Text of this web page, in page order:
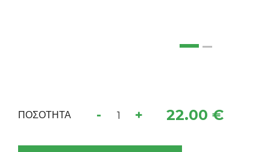
ΠΟΣΟΤΗΤΑ - + 22.00 €